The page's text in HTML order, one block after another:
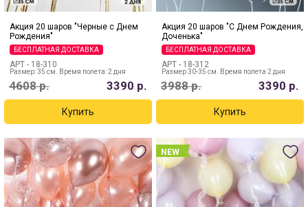
Акция 20 шаров "Черные с Днем
Рождения"
БЕСПЛАТНАЯ ДОСТАВКА
АРТ - 18-310
Размер: 35 см. Время полета: 2 дня
4608р. 3390 р.
Акция 20 шаров "С Днем Рождения,
Доченька"
БЕСПЛАТНАЯ ДОСТАВКА
АРТ - 18-312
Размер 30-35 см. Время полета 2 дня
3988р. 3390 р.
NEW